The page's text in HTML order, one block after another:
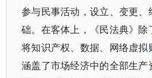
参与民事活动，设立、变更、
础。在客体上，《民法典》除
将知识产权、数据、网络虚拟
涵盖了市场经济中的全部生产